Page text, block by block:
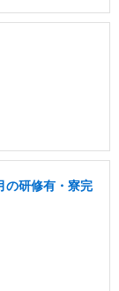
の研修有・寮完